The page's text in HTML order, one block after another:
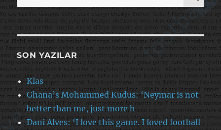
SON YAZILAR
Klas
Ghana’s Mohammed Kudus: ‘Neymar is not
better than me, just more h
Dani Alves: ‘I love this game. I loved football